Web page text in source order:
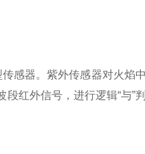
器。紫外传感器对火焰
红外信号，进行逻辑“与